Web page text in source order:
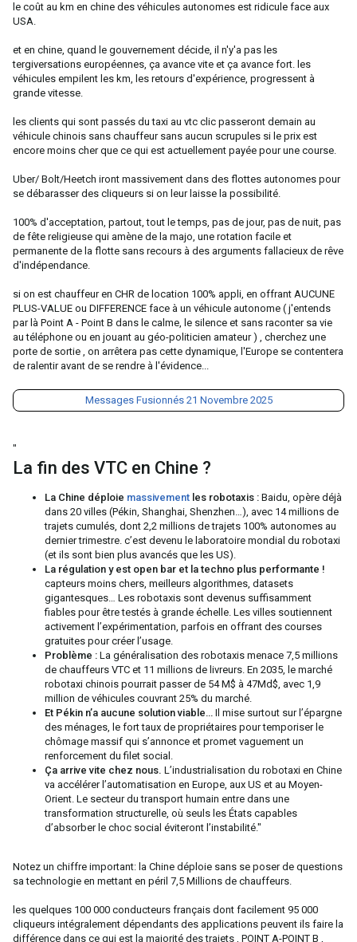
le coût au km en chine des véhicules autonomes est ridicule face aux
USA.
et en chine, quand le gouvernement décide, il n'y'a pas les
tergiversations européennes, ça avance vite et ça avance fort. les
véhicules empilent les km, les retours d'expérience, progressent à
grande vitesse.
les clients qui sont passés du taxi au vtc clic passeront demain au
véhicule chinois sans chauffeur sans aucun scrupules si le prix est
encore moins cher que ce qui est actuellement payée pour une course.
Uber/ Bolt/Heetch iront massivement dans des flottes autonomes pour
se débarasser des cliqueurs si on leur laisse la possibilité.
100% d'acceptation, partout, tout le temps, pas de jour, pas de nuit, pas
de fête religieuse qui amène de la majo, une rotation facile et
permanente de la flotte sans recours à des arguments fallacieux de rêve
d'indépendance.
si on est chauffeur en CHR de location 100% appli, en offrant AUCUNE
PLUS-VALUE ou DIFFERENCE face à un véhicule autonome ( j'entends
par là Point A - Point B dans le calme, le silence et sans raconter sa vie
au téléphone ou en jouant au géo-politicien amateur ) , cherchez une
porte de sortie , on arrêtera pas cette dynamique, l'Europe se contentera
de ralentir avant de se rendre à l'évidence...
Messages Fusionnés 21 Novembre 2025
"
La fin des VTC en Chine ?
La Chine déploie massivement les robotaxis : Baidu, opère déjà
dans 20 villes (Pékin, Shanghai, Shenzhen…), avec 14 millions de
trajets cumulés, dont 2,2 millions de trajets 100% autonomes au
dernier trimestre. c’est devenu le laboratoire mondial du robotaxi
(et ils sont bien plus avancés que les US).
La régulation y est open bar et la techno plus performante !
capteurs moins chers, meilleurs algorithmes, datasets
gigantesques… Les robotaxis sont devenus suffisamment
fiables pour être testés à grande échelle. Les villes soutiennent
activement l’expérimentation, parfois en offrant des courses
gratuites pour créer l’usage.
Problème : La généralisation des robotaxis menace 7,5 millions
de chauffeurs VTC et 11 millions de livreurs. En 2035, le marché
robotaxi chinois pourrait passer de 54 M$ à 47Md$, avec 1,9
million de véhicules couvrant 25% du marché.
Et Pékin n’a aucune solution viable… Il mise surtout sur l’épargne
des ménages, le fort taux de propriétaires pour temporiser le
chômage massif qui s’annonce et promet vaguement un
renforcement du filet social.
Ça arrive vite chez nous. L’industrialisation du robotaxi en Chine
va accélérer l’automatisation en Europe, aux US et au Moyen-
Orient. Le secteur du transport humain entre dans une
transformation structurelle, où seuls les États capables
d’absorber le choc social éviteront l’instabilité."
Notez un chiffre important: la Chine déploie sans se poser de questions
sa technologie en mettant en péril 7,5 Millions de chauffeurs.
les quelques 100 000 conducteurs français dont facilement 95 000
cliqueurs intégralement dépendants des applications peuvent ils faire la
différence dans ce qui est la majorité des trajets , POINT A-POINT B ,